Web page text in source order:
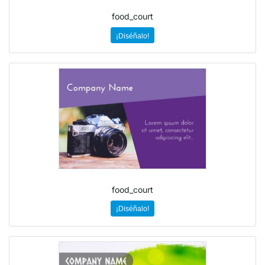
food_court
¡Diséñalo!
food_court
¡Diséñalo!